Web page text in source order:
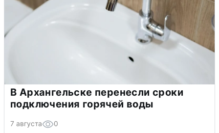
В Архангельске перенесли сроки
подключения горячей воды
7 августа 0